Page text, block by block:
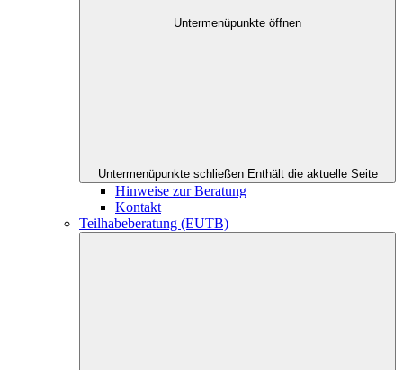
Untermenüpunkte öffnen
Untermenüpunkte schließen Enthält die aktuelle Seite
Hinweise zur Beratung
Kontakt
Teilhabeberatung (EUTB)